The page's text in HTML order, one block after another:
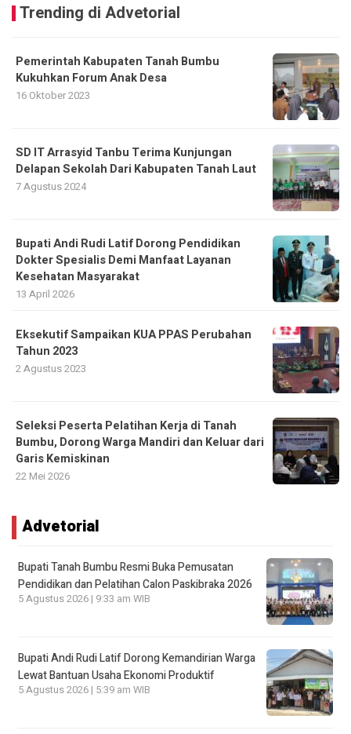
Trending di Advetorial
Pemerintah Kabupaten Tanah Bumbu
Kukuhkan Forum Anak Desa
16 Oktober 2023
SD IT Arrasyid Tanbu Terima Kunjungan
Delapan Sekolah Dari Kabupaten Tanah Laut
7 Agustus 2024
Bupati Andi Rudi Latif Dorong Pendidikan
Dokter Spesialis Demi Manfaat Layanan
Kesehatan Masyarakat
13 April 2026
Eksekutif Sampaikan KUA PPAS Perubahan
Tahun 2023
2 Agustus 2023
Seleksi Peserta Pelatihan Kerja di Tanah
Bumbu, Dorong Warga Mandiri dan Keluar dari
Garis Kemiskinan
22 Mei 2026
Advetorial
Bupati Tanah Bumbu Resmi Buka Pemusatan
Pendidikan dan Pelatihan Calon Paskibraka 2026
5 Agustus 2026 | 9:33 am WIB
Bupati Andi Rudi Latif Dorong Kemandirian Warga
Lewat Bantuan Usaha Ekonomi Produktif
5 Agustus 2026 | 5:39 am WIB